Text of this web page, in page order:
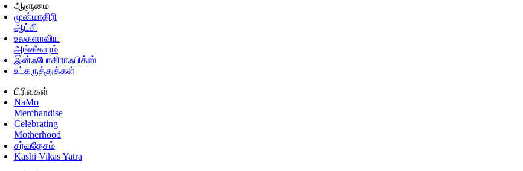
ஆளுமை
முன்மாதிரி
ஆட்சி
உலகளாவிய
அங்கீகாரம்
இன்ஃபோகிராஃபிக்ஸ்
உட்கருத்துக்கள்
பிரிவுகள்
NaMo
Merchandise
Celebrating
Motherhood
சர்வதேசம்
Kashi Vikas Yatra